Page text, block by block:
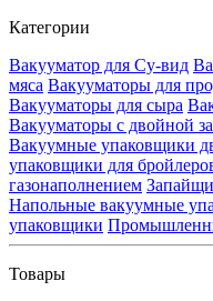
Категории
Вакууматор для Су-вид
мяса Вакууматоры для
Вакууматоры для сыра
Вакууматоры с двойной
Вакуумные упаковщики
упаковщики для
газонаполнением
Напольные вакуумные
упаковщики
Товары